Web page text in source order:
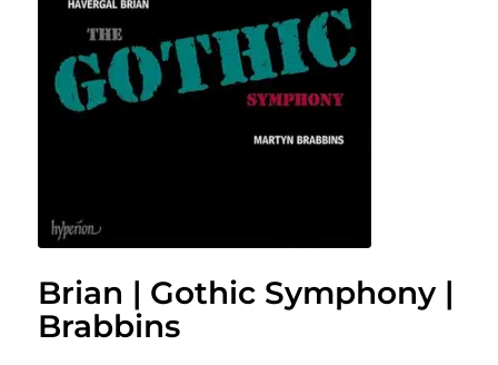
Brian | Gothic Symphony |
Brabbins